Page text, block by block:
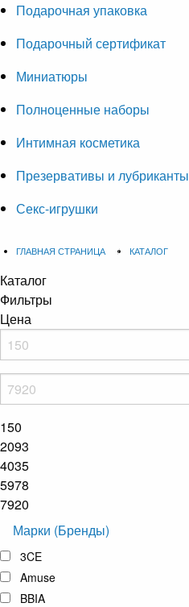
Подарочная упаковка
Подарочный сертификат
Миниатюры
Полноценные наборы
Интимная косметика
Презервативы и лубриканты
Секс-игрушки
ГЛАВНАЯ СТРАНИЦА КАТАЛОГ
Каталог
Фильтры
Цена
150
2093
4035
5978
7920
Марки (Бренды)
3CE
Amuse
BBIA